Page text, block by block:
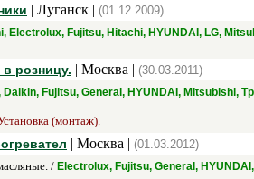
| Луганск | (01.12.2009)
Electrolux, Fujitsu, Hitachi, HYUNDAI, LG,
розницу. | Москва | (30.03.2011)
Daikin, Fujitsu, General, HYUNDAI, Mitsubishi,
(монтаж).
| Москва | (01.03.2012)
/ Electrolux, Fujitsu, General,